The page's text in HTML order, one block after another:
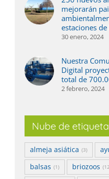
mejorarán
estaciones
30 enero, 2024
Nuestra
Digital
total de
2 febrero, 2024
Nube de
almeja asiática (3)
balsas (1) briozoos